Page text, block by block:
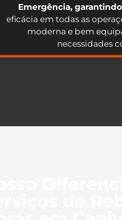
Emergência,
eficácia em todas as
moderna e bem
necessidades